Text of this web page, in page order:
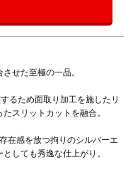
せた至極の一品。
るため面取り加工を施したリ
スリットカットを融合。
在感を放つ拘りのシルバーエ
しても秀逸な仕上がり。